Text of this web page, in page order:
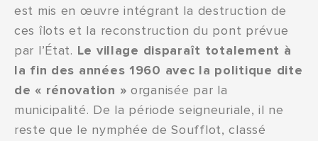
est mis en œuvre intégrant la destruction de
ces îlots et la reconstruction du pont prévue
par l’État. Le village disparaît totalement à
la fin des années 1960 avec la politique dite
de « rénovation » organisée par la
municipalité. De la période seigneuriale, il ne
reste que le nymphée de Soufflot, classé